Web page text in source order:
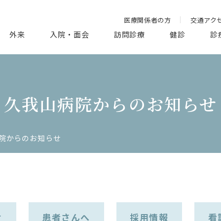
医療関係者の方 交通アク
外来 入院・面会 訪問診療 健診 診
久我山病院からのお知らせ
からのお知らせ
患者さんへ 採用情報 看